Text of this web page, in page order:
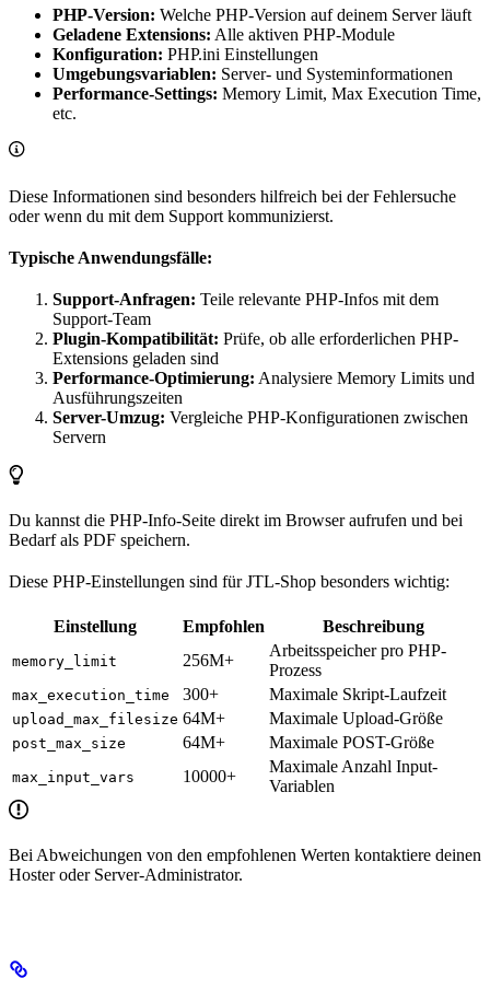
PHP-Version: Welche PHP-Version auf deinem Server läuft
Geladene Extensions: Alle aktiven PHP-Module
Konfiguration: PHP.ini Einstellungen
Umgebungsvariablen: Server- und Systeminformationen
Performance-Settings: Memory Limit, Max Execution Time,
etc.
Diese Informationen sind besonders hilfreich bei der Fehlersuche
oder wenn du mit dem Support kommunizierst.
Typische Anwendungsfälle:
Support-Anfragen: Teile relevante PHP-Infos mit dem
Support-Team
Plugin-Kompatibilität: Prüfe, ob alle erforderlichen PHP-
Extensions geladen sind
Performance-Optimierung: Analysiere Memory Limits und
Ausführungszeiten
Server-Umzug: Vergleiche PHP-Konfigurationen zwischen
Servern
Du kannst die PHP-Info-Seite direkt im Browser aufrufen und bei
Bedarf als PDF speichern.
Diese PHP-Einstellungen sind für JTL-Shop besonders wichtig:
Einstellung Empfohlen Beschreibung
memory_limit 256M+
Arbeitsspeicher pro PHP-
Prozess
max_execution_time 300+ Maximale Skript-Laufzeit
upload_max_filesize 64M+ Maximale Upload-Größe
post_max_size 64M+ Maximale POST-Größe
max_input_vars 10000+
Maximale Anzahl Input-
Variablen
Bei Abweichungen von den empfohlenen Werten kontaktiere deinen
Hoster oder Server-Administrator.